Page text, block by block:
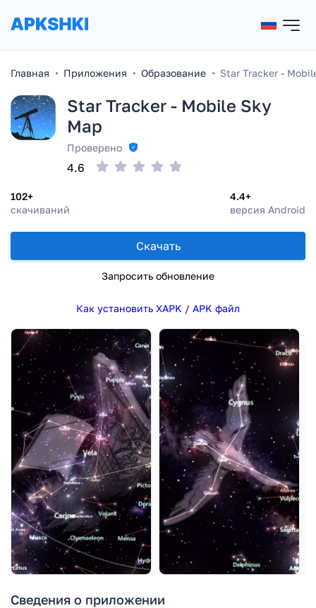
Главная Приложения Образование Star Tracker -
Star Tracker - Mobile Sky
Map
Проверено
102+
скачиваний
4.4+
версия Android
4.6
Скачать
Запросить обновление
Как установить XAPK / APK файл
Сведения о приложении